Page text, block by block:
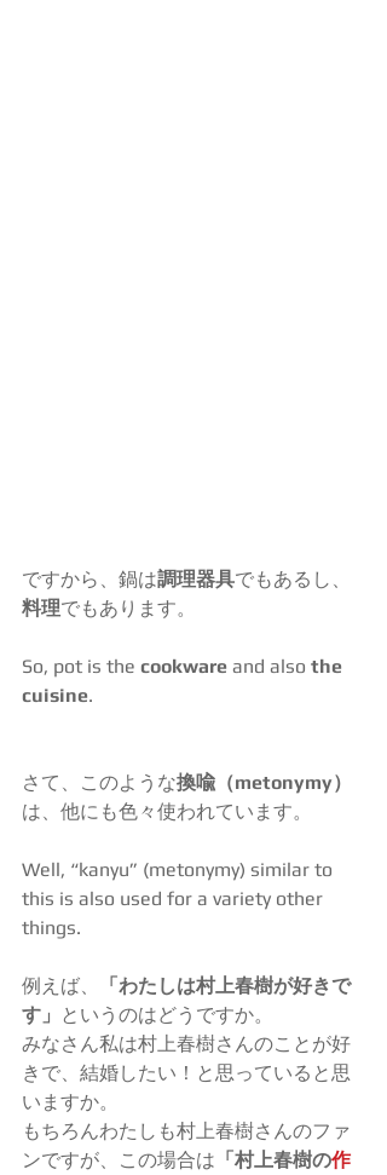
ですから、鍋は調理器具でもあるし、
料理でもあります。
So, pot is the cookware and also the
cuisine.
さて、このような換喩（metonymy）
は、他にも色々使われています。
Well, “kanyu” (metonymy) similar to
this is also used for a variety other
things.
例えば、
「わたしは村上春樹が好きで
す」
というのはどうですか。
みなさん私は村上春樹さんのことが好
きで、結婚したい！と思っていると思
いますか。
もちろんわたしも村上春樹さんのファ
ンですが、この場合は 「村上春樹の作